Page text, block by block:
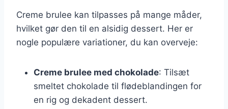
Creme brulee kan tilpasses på mange måder,
hvilket gør den til en alsidig dessert. Her er
nogle populære variationer, du kan overveje:
Creme brulee med chokolade: Tilsæt
smeltet chokolade til flødeblandingen for
en rig og dekadent dessert.